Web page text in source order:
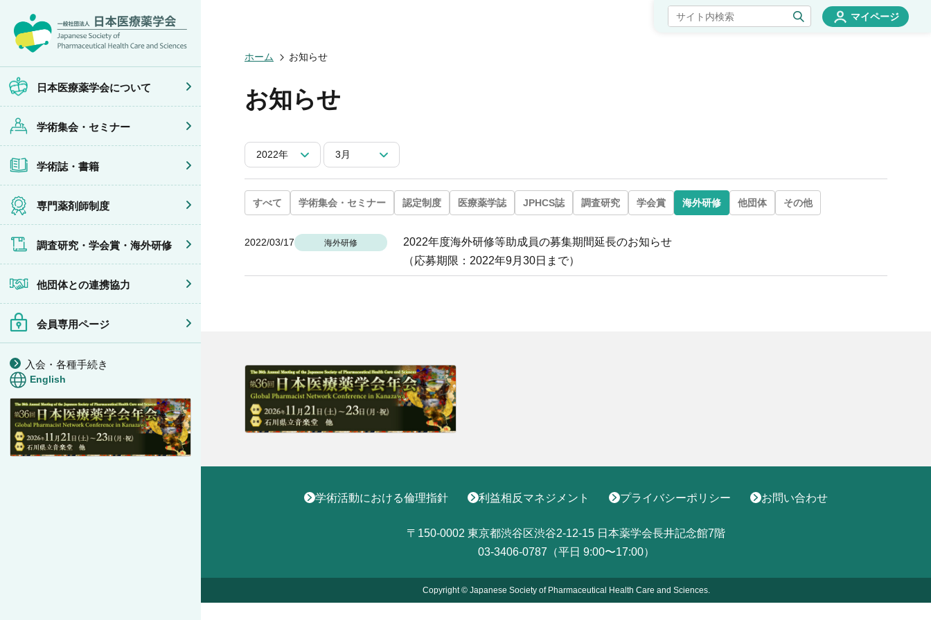
日本医療薬学会について
会頭挨拶
沿革・あゆみ
組織・名簿
委員会
情報公開
学会概要
学術集会・セミナー
年会
フレッシャーズ・カンファランス
臨床研究セミナー
薬物療法集中講義
がん専門薬剤師全体会議
がん専門薬剤師アドバンスト研修会
共催・後援イベント
学術誌・書籍
JPHCS（英文誌）
専門薬剤師制度
医療薬学専門薬剤師制度
薬物療法専門薬剤師制度
地域薬学ケア専門薬剤師制度
調査研究・学会賞・海外研修
学会賞
他団体との連携協力
イベントの共催・後援
会員専用ページ
マイページ
入会・各種手続き
English
マイページ
ホーム お知らせ
お知らせ
2022年 3月
すべて 学術集会・セミナー 認定制度 医療薬学誌 JPHCS誌 調査研究 学会賞 海外研修 他団体 その他
2022/03/17 海外研修
2022年度海外研修等助成員の募集期間延長のお知らせ
（応募期限：2022年9月30日まで）
学術活動における倫理指針 利益相反マネジメント プライバシーポリシー お問い合わせ
〒150-0002 東京都渋谷区渋谷2-12-15 日本薬学会長井記念館7階
03-3406-0787（平日 9:00〜17:00）
Copyright © Japanese Society of Pharmaceutical Health Care and Sciences.